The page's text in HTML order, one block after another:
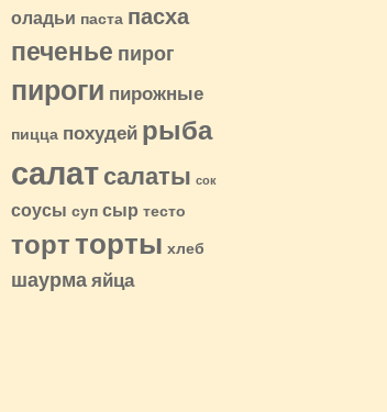
оладьи паста пасха
печенье пирог
пироги пирожные
пицца похудей рыба
салат салаты сок
соусы суп сыр тесто
тортторты хлеб
шаурма яйца